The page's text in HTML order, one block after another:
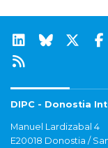
DIPC - Donostia
Manuel Lardizabal 4
E20018 Donostia /